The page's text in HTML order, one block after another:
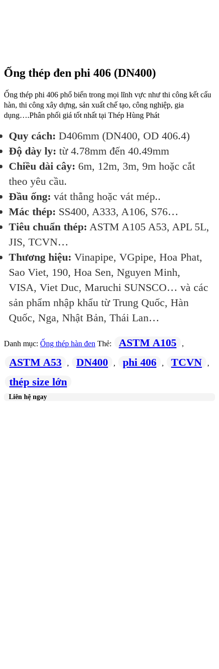
Ống thép đen phi 406 (DN400)
Ống thép phi 406 phổ biến trong mọi lĩnh vực như thi công kết cấu
hàn, thi công xây dựng, sản xuất chế tạo, công nghiệp, gia
dụng….Phân phối giá tốt nhất tại Thép Hùng Phát
Quy cách: D406mm (DN400, OD 406.4)
Độ dày ly: từ 4.78mm đến 40.49mm
Chiều dài cây: 6m, 12m, 3m, 9m hoặc cắt
theo yêu cầu.
Đầu ống: vát thẳng hoặc vát mép..
Mác thép: SS400, A333, A106, S76…
Tiêu chuẩn thép: ASTM A105 A53, APL 5L,
JIS, TCVN…
Thương hiệu: Vinapipe, VGpipe, Hoa Phat,
Sao Viet, 190, Hoa Sen, Nguyen Minh,
VISA, Viet Duc, Maruchi SUNSCO… và các
sản phẩm nhập khẩu từ Trung Quốc, Hàn
Quốc, Nga, Nhật Bản, Thái Lan…
Danh mục: Ống thép hàn đen Thẻ: ASTM A105 ,
ASTM A53 , DN400 , phi 406 , TCVN ,
thép size lớn
Liên hệ ngay